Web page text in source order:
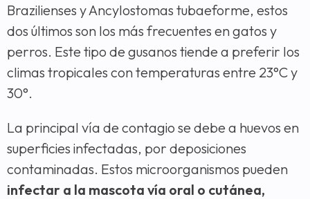
Brazilienses y Ancylostomas tubaeforme, estos
dos últimos son los más frecuentes en gatos y
perros. Este tipo de gusanos tiende a preferir los
climas tropicales con temperaturas entre 23°C y
30°.
La principal vía de contagio se debe a huevos en
superficies infectadas, por deposiciones
contaminadas. Estos microorganismos pueden
infectar a la mascota vía oral o cutánea,